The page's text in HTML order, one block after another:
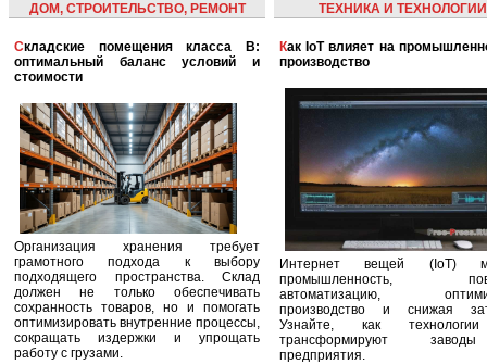
ДОМ, СТРОИТЕЛЬСТВО, РЕМОНТ
Складские помещения класса B:
оптимальный баланс условий и
стоимости
Организация хранения требует
грамотного подхода к выбору
подходящего пространства. Склад
должен не только обеспечивать
сохранность товаров, но и помогать
оптимизировать внутренние процессы,
сокращать издержки и упрощать
работу с грузами.
ТЕХНИКА И ТЕХНОЛОГИИ
Как IoT влияет на промышленность и
производство
Интернет вещей (IoT)
промышленность,
автоматизацию,
производство и снижая
Узнайте, как
трансформируют
предприятия.